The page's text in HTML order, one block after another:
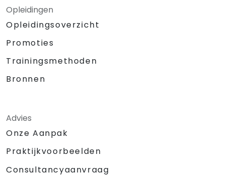
Opleidingen
Opleidingsoverzicht
Promoties
Trainingsmethoden
Bronnen
Advies
Onze Aanpak
Praktijkvoorbeelden
Consultancyaanvraag